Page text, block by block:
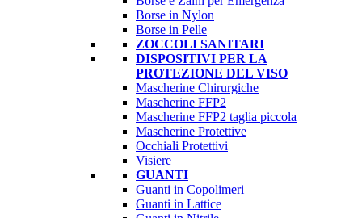
Borse in Nylon
Borse in Pelle
ZOCCOLI SANITARI
DISPOSITIVI PER LA
PROTEZIONE DEL VISO
Mascherine Chirurgiche
Mascherine FFP2
Mascherine FFP2 taglia piccola
Mascherine Protettive
Occhiali Protettivi
Visiere
GUANTI
Guanti in Copolimeri
Guanti in Lattice